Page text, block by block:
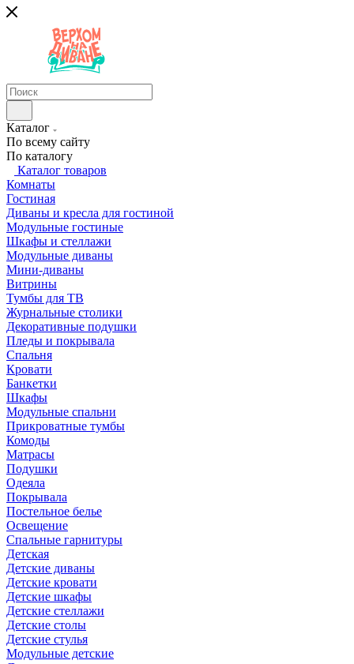
Каталог
По всему сайту
По каталогу
Каталог товаров
Комнаты
Гостиная
Диваны и кресла для гостиной
Модульные гостиные
Шкафы и стеллажи
Модульные диваны
Мини-диваны
Витрины
Тумбы для ТВ
Журнальные столики
Декоративные подушки
Пледы и покрывала
Спальня
Кровати
Банкетки
Шкафы
Модульные спальни
Прикроватные тумбы
Комоды
Матрасы
Подушки
Одеяла
Покрывала
Постельное белье
Освещение
Спальные гарнитуры
Детская
Детские диваны
Детские кровати
Детские шкафы
Детские стеллажи
Детские столы
Детские стулья
Модульные детские